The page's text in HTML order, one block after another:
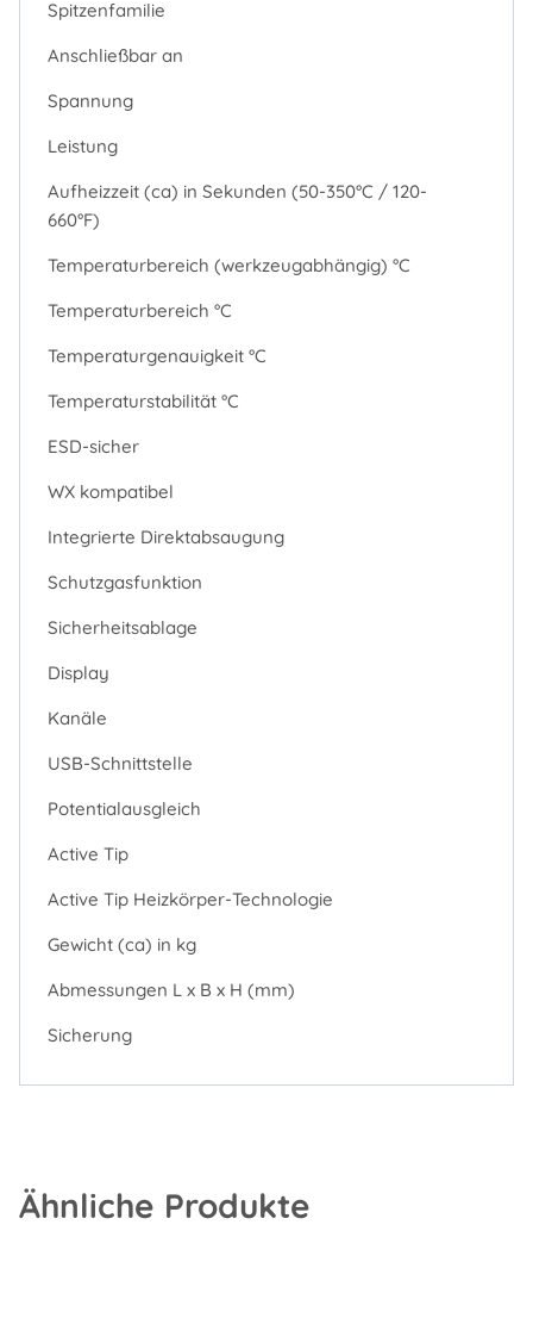
Spitzenfamilie
Anschließbar an
Spannung
Leistung
Aufheizzeit (ca) in Sekunden (50-350°C / 120-
660°F)
Temperaturbereich (werkzeugabhängig) °C
Temperaturbereich °C
Temperaturgenauigkeit °C
Temperaturstabilität °C
ESD-sicher
WX kompatibel
Integrierte Direktabsaugung
Schutzgasfunktion
Sicherheitsablage
Display
Kanäle
USB-Schnittstelle
Potentialausgleich
Active Tip
Active Tip Heizkörper-Technologie
Gewicht (ca) in kg
Abmessungen L x B x H (mm)
Sicherung
Ähnliche Produkte